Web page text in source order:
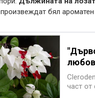
произвеждат бял
част от